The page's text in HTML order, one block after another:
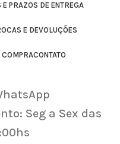
PRAZOS DE ENTREGA
E DEVOLUÇÕES
COMPRACONTATO
Seg a Sex das